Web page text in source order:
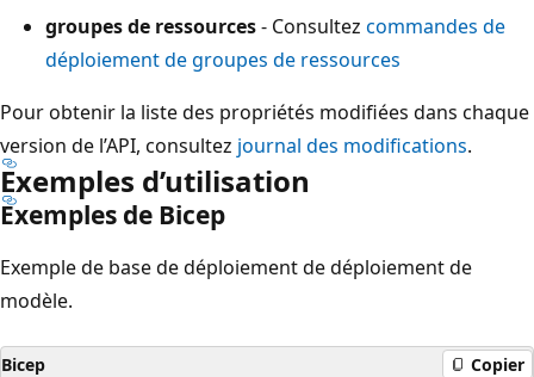
groupes de ressources- Consultez commandes de
déploiement de groupes de ressources
Pour obtenir la liste des propriétés modifiées dans chaque
version de l’API, consultez journal des modifications.
Exemples d’utilisation
Exemples de Bicep
Exemple de base de déploiement de déploiement de
modèle.
Bicep Copier